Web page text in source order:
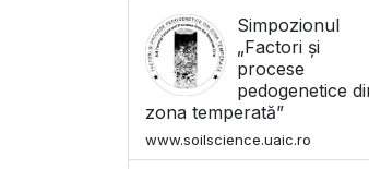
Simpozionul
„Factori și
procese
pedogenetice
zona temperată”
www.soilscience.uaic.ro